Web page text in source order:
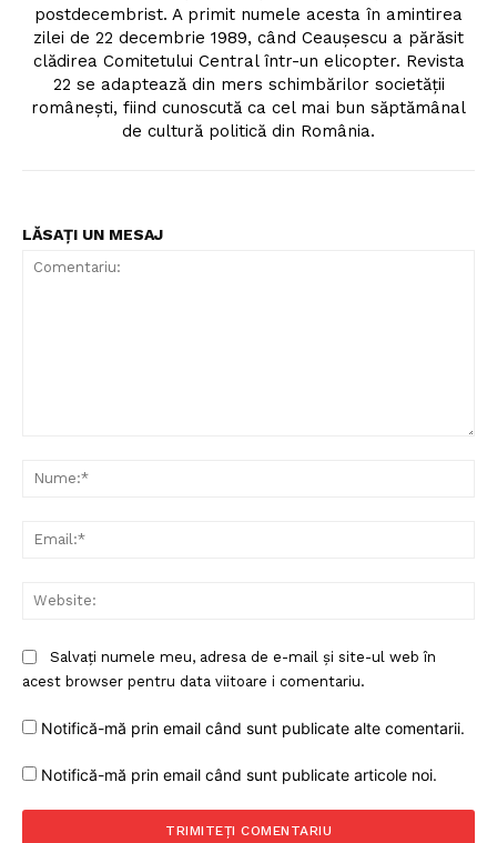
postdecembrist. A primit numele acesta în amintirea
zilei de 22 decembrie 1989, când Ceauşescu a părăsit
clădirea Comitetului Central într-un elicopter. Revista
22 se adaptează din mers schimbărilor societăţii
româneşti, fiind cunoscută ca cel mai bun săptămânal
de cultură politică din România.
LĂSAȚI UN MESAJ
Salvați numele meu, adresa de e-mail și site-ul web în
acest browser pentru data viitoare i comentariu.
Notifică-mă prin email când sunt publicate alte comentarii.
Notifică-mă prin email când sunt publicate articole noi.